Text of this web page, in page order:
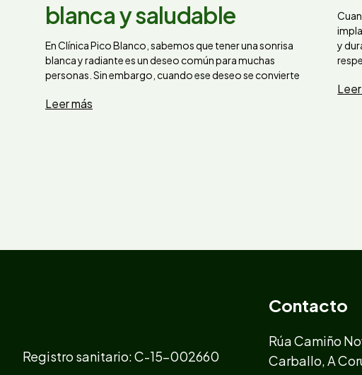
blanca y saludable
En Clínica Pico Blanco, sabemos que tener una sonrisa
blanca y radiante es un deseo común para muchas
personas. Sin embargo, cuando ese deseo se convierte
Leer más
y
Registro sanitario: C-15-002660
Contacto
Rúa Camiño
Carballo, A